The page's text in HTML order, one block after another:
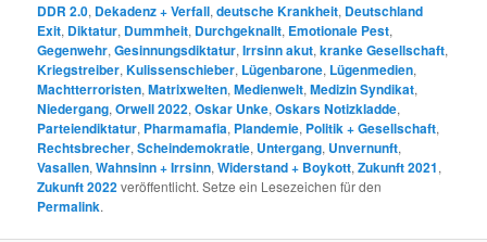
DDR 2.0, Dekadenz + Verfall,deutsche Krankheit, Deutschland
Exit, Diktatur, Dummheit, Durchgeknallt, Emotionale Pest,
Gegenwehr,Gesinnungsdiktatur,Irrsinn akut,kranke Gesellschaft,
Kriegstreiber,Kulissenschieber, Lügenbarone, Lügenmedien,
Machtterroristen,Matrixwelten,Medienwelt,Medizin Syndikat,
Niedergang,Orwell 2022,Oskar Unke,Oskars Notizkladde,
Parteiendiktatur, Pharmamafia, Plandemie, Politik + Gesellschaft,
Rechtsbrecher,Scheindemokratie, Untergang, Unvernunft,
Vasallen,Wahnsinn + Irrsinn,Widerstand + Boykott,Zukunft 2021,
Zukunft 2022veröffentlicht. Setze ein Lesezeichen für den
Permalink.